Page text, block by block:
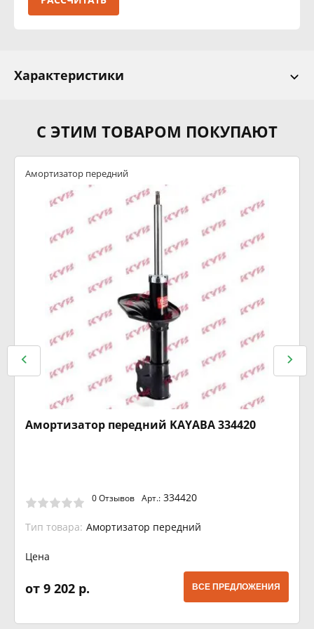
Характеристики
С ЭТИМ ТОВАРОМ ПОКУПАЮТ
Амортизатор передний
Амортизатор передний KAYABA 334420
0 Отзывов Арт.: 334420
Тип товара: Амортизатор передний
Цена
от 9 202 р. ВСЕ ПРЕДЛОЖЕНИЯ